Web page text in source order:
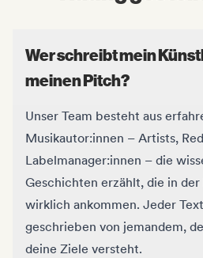
Wer schreibt mein
meinen Pitch?
Unser Team besteht aus
Musikautor:innen – Artists,
Labelmanager:innen – die
Geschichten erzählt, die in
wirklich ankommen. Jeder
geschrieben von jemandem,
deine Ziele versteht.